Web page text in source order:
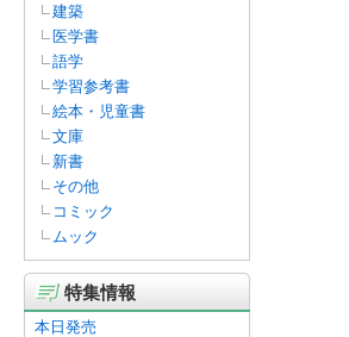
建築
医学書
語学
学習参考書
絵本・児童書
文庫
新書
その他
コミック
ムック
特集情報
本日発売